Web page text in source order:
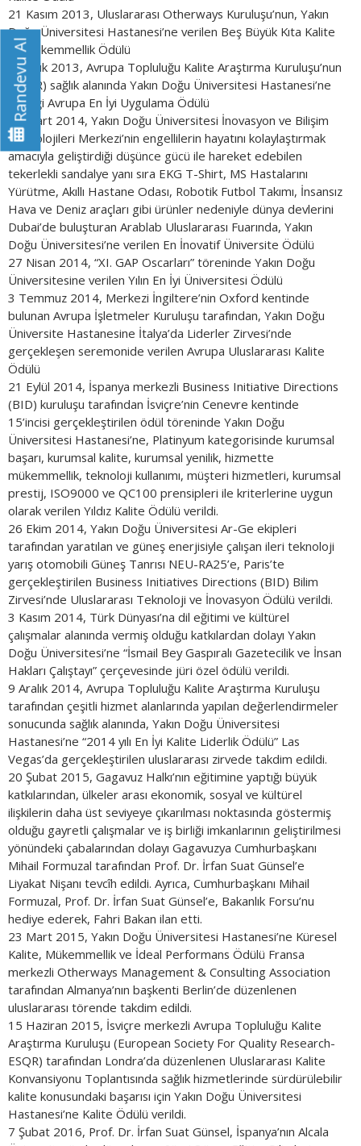
21 Kasım 2013, Uluslararası Otherways Kuruluşu’nun, Yakın
Doğu Üniversitesi Hastanesi’ne verilen Beş Büyük Kıta Kalite
ve Mükemmellik Ödülü
8 Aralık 2013, Avrupa Topluluğu Kalite Araştırma Kuruluşu’nun
(ESQR) sağlık alanında Yakın Doğu Üniversitesi Hastanesi’ne
verdiği Avrupa En İyi Uygulama Ödülü
20 Mart 2014, Yakın Doğu Üniversitesi İnovasyon ve Bilişim
Teknolojileri Merkezi’nin engellilerin hayatını kolaylaştırmak
amacıyla geliştirdiği düşünce gücü ile hareket edebilen
tekerlekli sandalye yanı sıra EKG T-Shirt, MS Hastalarını
Yürütme, Akıllı Hastane Odası, Robotik Futbol Takımı, İnsansız
Hava ve Deniz araçları gibi ürünler nedeniyle dünya devlerini
Dubai’de buluşturan Arablab Uluslararası Fuarında, Yakın
Doğu Üniversitesi’ne verilen En İnovatif Üniversite Ödülü
27 Nisan 2014, “XI. GAP Oscarları” töreninde Yakın Doğu
Üniversitesine verilen Yılın En İyi Üniversitesi Ödülü
3 Temmuz 2014, Merkezi İngiltere’nin Oxford kentinde
bulunan Avrupa İşletmeler Kuruluşu tarafından, Yakın Doğu
Üniversite Hastanesine İtalya’da Liderler Zirvesi’nde
gerçekleşen seremonide verilen Avrupa Uluslararası Kalite
Ödülü
21 Eylül 2014, İspanya merkezli Business Initiative Directions
(BID) kuruluşu tarafından İsviçre’nin Cenevre kentinde
15’incisi gerçekleştirilen ödül töreninde Yakın Doğu
Üniversitesi Hastanesi’ne, Platinyum kategorisinde kurumsal
başarı, kurumsal kalite, kurumsal yenilik, hizmette
mükemmellik, teknoloji kullanımı, müşteri hizmetleri, kurumsal
prestij, ISO9000 ve QC100 prensipleri ile kriterlerine uygun
olarak verilen Yıldız Kalite Ödülü verildi.
26 Ekim 2014, Yakın Doğu Üniversitesi Ar-Ge ekipleri
tarafından yaratılan ve güneş enerjisiyle çalışan ileri teknoloji
yarış otomobili Güneş Tanrısı NEU-RA25’e, Paris’te
gerçekleştirilen Business Initiatives Directions (BID) Bilim
Zirvesi’nde Uluslararası Teknoloji ve İnovasyon Ödülü verildi.
3 Kasım 2014, Türk Dünyası’na dil eğitimi ve kültürel
çalışmalar alanında vermiş olduğu katkılardan dolayı Yakın
Doğu Üniversitesi’ne “İsmail Bey Gaspıralı Gazetecilik ve İnsan
Hakları Çalıştayı” çerçevesinde jüri özel ödülü verildi.
9 Aralık 2014, Avrupa Topluluğu Kalite Araştırma Kuruluşu
tarafından çeşitli hizmet alanlarında yapılan değerlendirmeler
sonucunda sağlık alanında, Yakın Doğu Üniversitesi
Hastanesi’ne “2014 yılı En İyi Kalite Liderlik Ödülü” Las
Vegas’da gerçekleştirilen uluslararası zirvede takdim edildi.
20 Şubat 2015, Gagavuz Halkı’nın eğitimine yaptığı büyük
katkılarından, ülkeler arası ekonomik, sosyal ve kültürel
ilişkilerin daha üst seviyeye çıkarılması noktasında göstermiş
olduğu gayretli çalışmalar ve iş birliği imkanlarının geliştirilmesi
yönündeki çabalarından dolayı Gagavuzya Cumhurbaşkanı
Mihail Formuzal tarafından Prof. Dr. İrfan Suat Günsel’e
Liyakat Nişanı tevcîh edildi. Ayrıca, Cumhurbaşkanı Mihail
Formuzal, Prof. Dr. İrfan Suat Günsel’e, Bakanlık Forsu’nu
hediye ederek, Fahri Bakan ilan etti.
23 Mart 2015, Yakın Doğu Üniversitesi Hastanesi’ne Küresel
Kalite, Mükemmellik ve İdeal Performans Ödülü Fransa
merkezli Otherways Management & Consulting Association
tarafından Almanya’nın başkenti Berlin’de düzenlenen
uluslararası törende takdim edildi.
15 Haziran 2015, İsviçre merkezli Avrupa Topluluğu Kalite
Araştırma Kuruluşu (European Society For Quality Research-
ESQR) tarafından Londra’da düzenlenen Uluslararası Kalite
Konvansiyonu Toplantısında sağlık hizmetlerinde sürdürülebilir
kalite konusundaki başarısı için Yakın Doğu Üniversitesi
Hastanesi’ne Kalite Ödülü verildi.
7 Şubat 2016, Prof. Dr. İrfan Suat Günsel, İspanya’nın Alcala
Randevu Al